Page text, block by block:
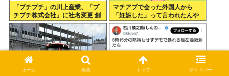
「プチプチ」の川上産業、「プ
チプチ株式会社」に社名変更 創
業58年で
マチアプで会った外国人から
「妊娠した」って言われたんや
が
ホーム 検索 トップ サイドバー